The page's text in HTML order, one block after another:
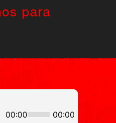
para